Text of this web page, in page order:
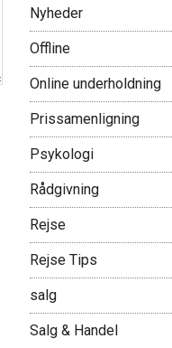
Nyheder
Offline
Online underholdning
Prissamenligning
Psykologi
Rådgivning
Rejse
Rejse Tips
salg
Salg & Handel